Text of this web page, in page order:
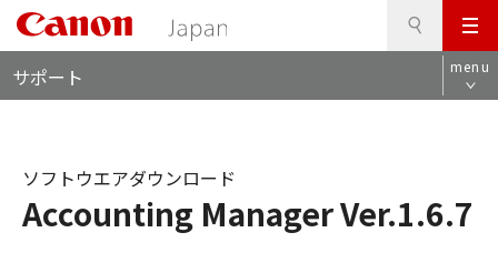
メ
ニ
ュ
サポート menu
Accounting Manager Ver.1.6.7
ソフトウエアダウンロード